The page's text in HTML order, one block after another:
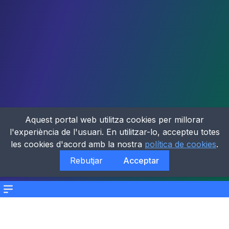
Menu
Aquest portal web utilitza cookies per millorar
l'experiència de l'usuari. En utilitzar-lo, accepteu totes
les cookies d'acord amb la nostra política de cookies.
Rebutjar
Acceptar